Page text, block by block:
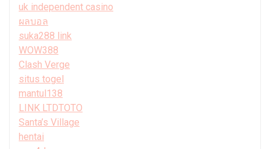
uk independent casino
ผลบอล
suka288 link
WOW388
Clash Verge
situs togel
mantul138
LINK LTDTOTO
Santa’s Village
hentai